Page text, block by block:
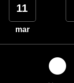
11
mar